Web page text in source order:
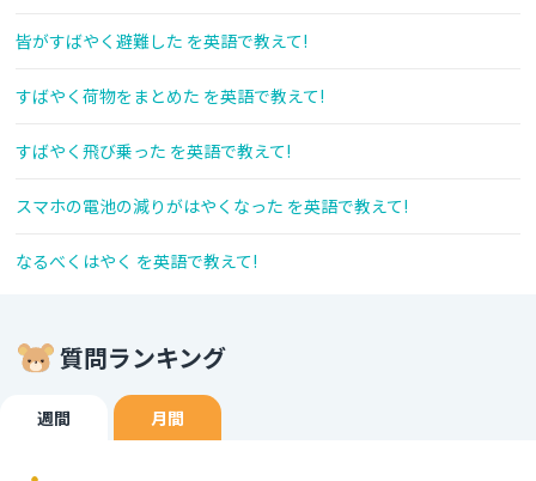
皆がすばやく避難した を英語で教えて!
すばやく荷物をまとめた を英語で教えて!
すばやく飛び乗った を英語で教えて!
スマホの電池の減りがはやくなった を英語で教えて!
なるべくはやく を英語で教えて!
質問ランキング
週間 月間